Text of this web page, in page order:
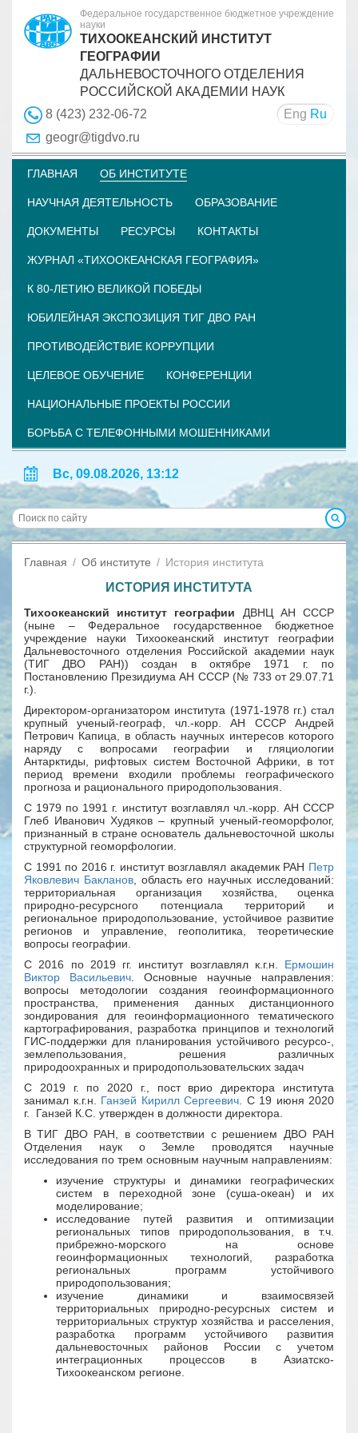
Федеральное государственное бюджетное учреждение
науки
ТИХООКЕАНСКИЙ ИНСТИТУТ
ГЕОГРАФИИ
ДАЛЬНЕВОСТОЧНОГО ОТДЕЛЕНИЯ
РОССИЙСКОЙ АКАДЕМИИ НАУК
8 (423) 232-06-72
Eng Ru
geogr@tigdvo.ru
ГЛАВНАЯ ОБ ИНСТИТУТЕ
НАУЧНАЯ ДЕЯТЕЛЬНОСТЬ ОБРАЗОВАНИЕ
ДОКУМЕНТЫ РЕСУРСЫ КОНТАКТЫ
ЖУРНАЛ «ТИХООКЕАНСКАЯ ГЕОГРАФИЯ»
К 80-ЛЕТИЮ ВЕЛИКОЙ ПОБЕДЫ
ЮБИЛЕЙНАЯ ЭКСПОЗИЦИЯ ТИГ ДВО РАН
ПРОТИВОДЕЙСТВИЕ КОРРУПЦИИ
ЦЕЛЕВОЕ ОБУЧЕНИЕ КОНФЕРЕНЦИИ
НАЦИОНАЛЬНЫЕ ПРОЕКТЫ РОССИИ
БОРЬБА С ТЕЛЕФОННЫМИ МОШЕННИКАМИ
Вс, 09.08.2026, 13:12
Главная Об институте История института
ИСТОРИЯ ИНСТИТУТА
Тихоокеанский институт географии ДВНЦ АН СССР
(ныне – Федеральное государственное бюджетное
учреждение науки Тихоокеанский институт географии
Дальневосточного отделения Российской академии наук
(ТИГ ДВО РАН)) создан в октябре 1971 г. по
Постановлению Президиума АН СССР (№ 733 от 29.07.71
г.).
Директором-организатором института (1971-1978 гг.) стал
крупный ученый-географ, чл.-корр. АН СССР Андрей
Петрович Капица, в область научных интересов которого
наряду с вопросами географии и гляциологии
Антарктиды, рифтовых систем Восточной Африки, в тот
период времени входили проблемы географического
прогноза и рационального природопользования.
С 1979 по 1991 г. институт возглавлял чл.-корр. АН СССР
Глеб Иванович Худяков – крупный ученый-геоморфолог,
признанный в стране основатель дальневосточной школы
структурной геоморфологии.
С 1991 по 2016 г. институт возглавлял академик РАН Петр
Яковлевич Бакланов, область его научных исследований:
территориальная организация хозяйства, оценка
природно-ресурсного потенциала территорий и
региональное природопользование, устойчивое развитие
регионов и управление, геополитика, теоретические
вопросы географии.
С 2016 по 2019 гг. институт возглавлял к.г.н. Ермошин
Виктор Васильевич. Основные научные направления:
вопросы методологии создания геоинформационного
пространства, применения данных дистанционного
зондирования для геоинформационного тематического
картографирования, разработка принципов и технологий
ГИС-поддержки для планирования устойчивого ресурсо-,
землепользования, решения различных
природоохранных и природопользовательских задач
С 2019 г. по 2020 г., пост врио директора института
занимал к.г.н. Ганзей Кирилл Сергеевич. С 19 июня 2020
г. Ганзей К.С. утвержден в должности директора.
В ТИГ ДВО РАН, в соответствии с решением ДВО РАН
Отделения наук о Земле проводятся научные
исследования по трем основным научным направлениям:
изучение структуры и динамики географических
систем в переходной зоне (суша-океан) и их
моделирование;
исследование путей развития и оптимизации
региональных типов природопользования, в т.ч.
прибрежно-морского на основе
геоинформационных технологий, разработка
региональных программ устойчивого
природопользования;
изучение динамики и взаимосвязей
территориальных природно-ресурсных систем и
территориальных структур хозяйства и расселения,
разработка программ устойчивого развития
дальневосточных районов России с учетом
интеграционных процессов в Азиатско-
Тихоокеанском регионе.